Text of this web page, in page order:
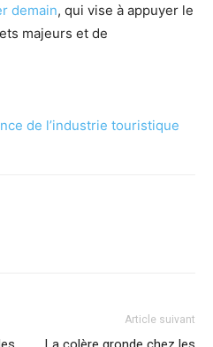
demain, qui vise à appuyer le
majeurs et de
de l’industrie touristique
Article suivant